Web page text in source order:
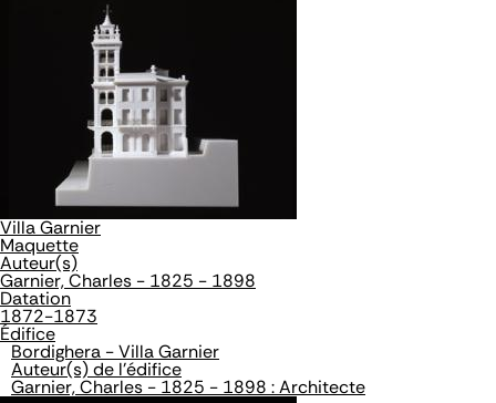
Villa Garnier
Maquette
Auteur(s)
Garnier, Charles - 1825 - 1898
Datation
1872-1873
Édifice
Bordighera - Villa Garnier
Auteur(s) de l'édifice
Garnier, Charles - 1825 - 1898 : Architecte